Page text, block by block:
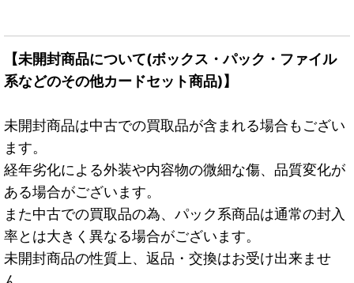
【未開封商品について(ボックス・パック・ファイル
系などのその他カードセット商品)】
未開封商品は中古での買取品が含まれる場合もござい
ます。
経年劣化による外装や内容物の微細な傷、品質変化が
ある場合がございます。
また中古での買取品の為、パック系商品は通常の封入
率とは大きく異なる場合がございます。
未開封商品の性質上、返品・交換はお受け出来ませ